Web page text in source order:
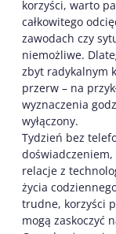
korzyści, warto
całkowitego
zawodach czy
niemożliwe.
zbyt radykalnym
przerw – na
wyznaczenia
wyłączony.
Tydzień bez
relacje z
życia
trudne, korzyści
mogą zaskoczyć